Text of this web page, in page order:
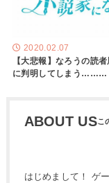
2020.02.07
【大悲報】なろうの読
に判明してしまう………
ABOUT US
はじめまして！ ゲ